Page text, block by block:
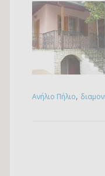
Ανήλιο Πήλιο,